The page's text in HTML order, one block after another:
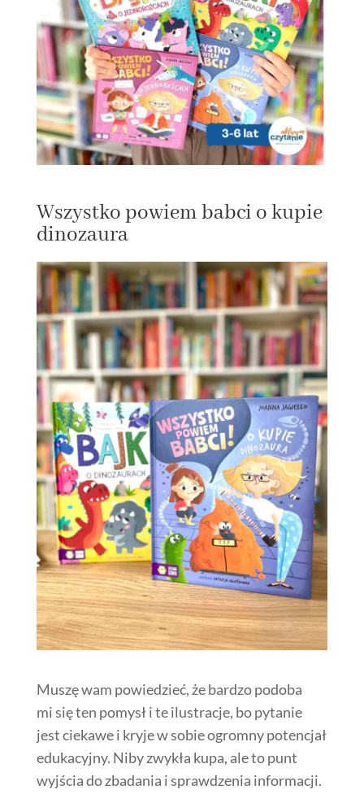
Wszystko powiem babci o kupie
dinozaura
Muszę wam powiedzieć, że bardzo podoba
mi się ten pomysł i te ilustracje, bo pytanie
jest ciekawe i kryje w sobie ogromny potencjał
edukacyjny. Niby zwykła kupa, ale to punt
wyjścia do zbadania i sprawdzenia informacji.